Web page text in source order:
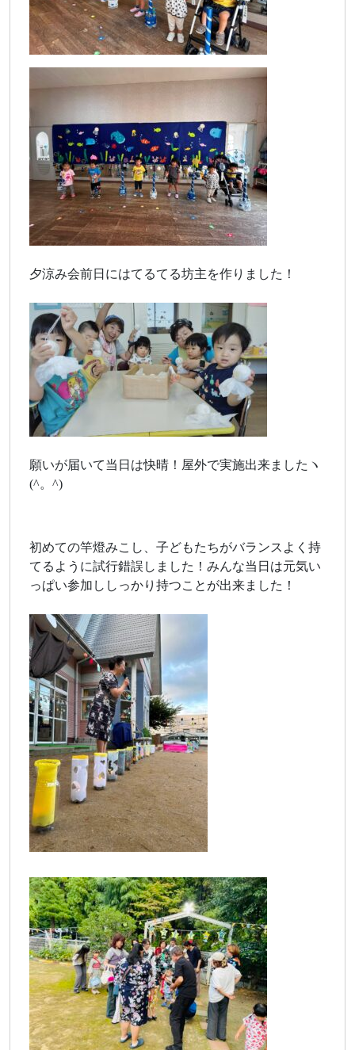
夕涼み会前日にはてるてる坊主を作りました！
願いが届いて当日は快晴！屋外で実施出来ましたヽ
(^。^)
初めての竿燈みこし、子どもたちがバランスよく持
てるように試行錯誤しました！みんな当日は元気い
っぱい参加ししっかり持つことが出来ました！